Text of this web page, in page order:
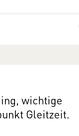
wichtige
Gleitzeit.